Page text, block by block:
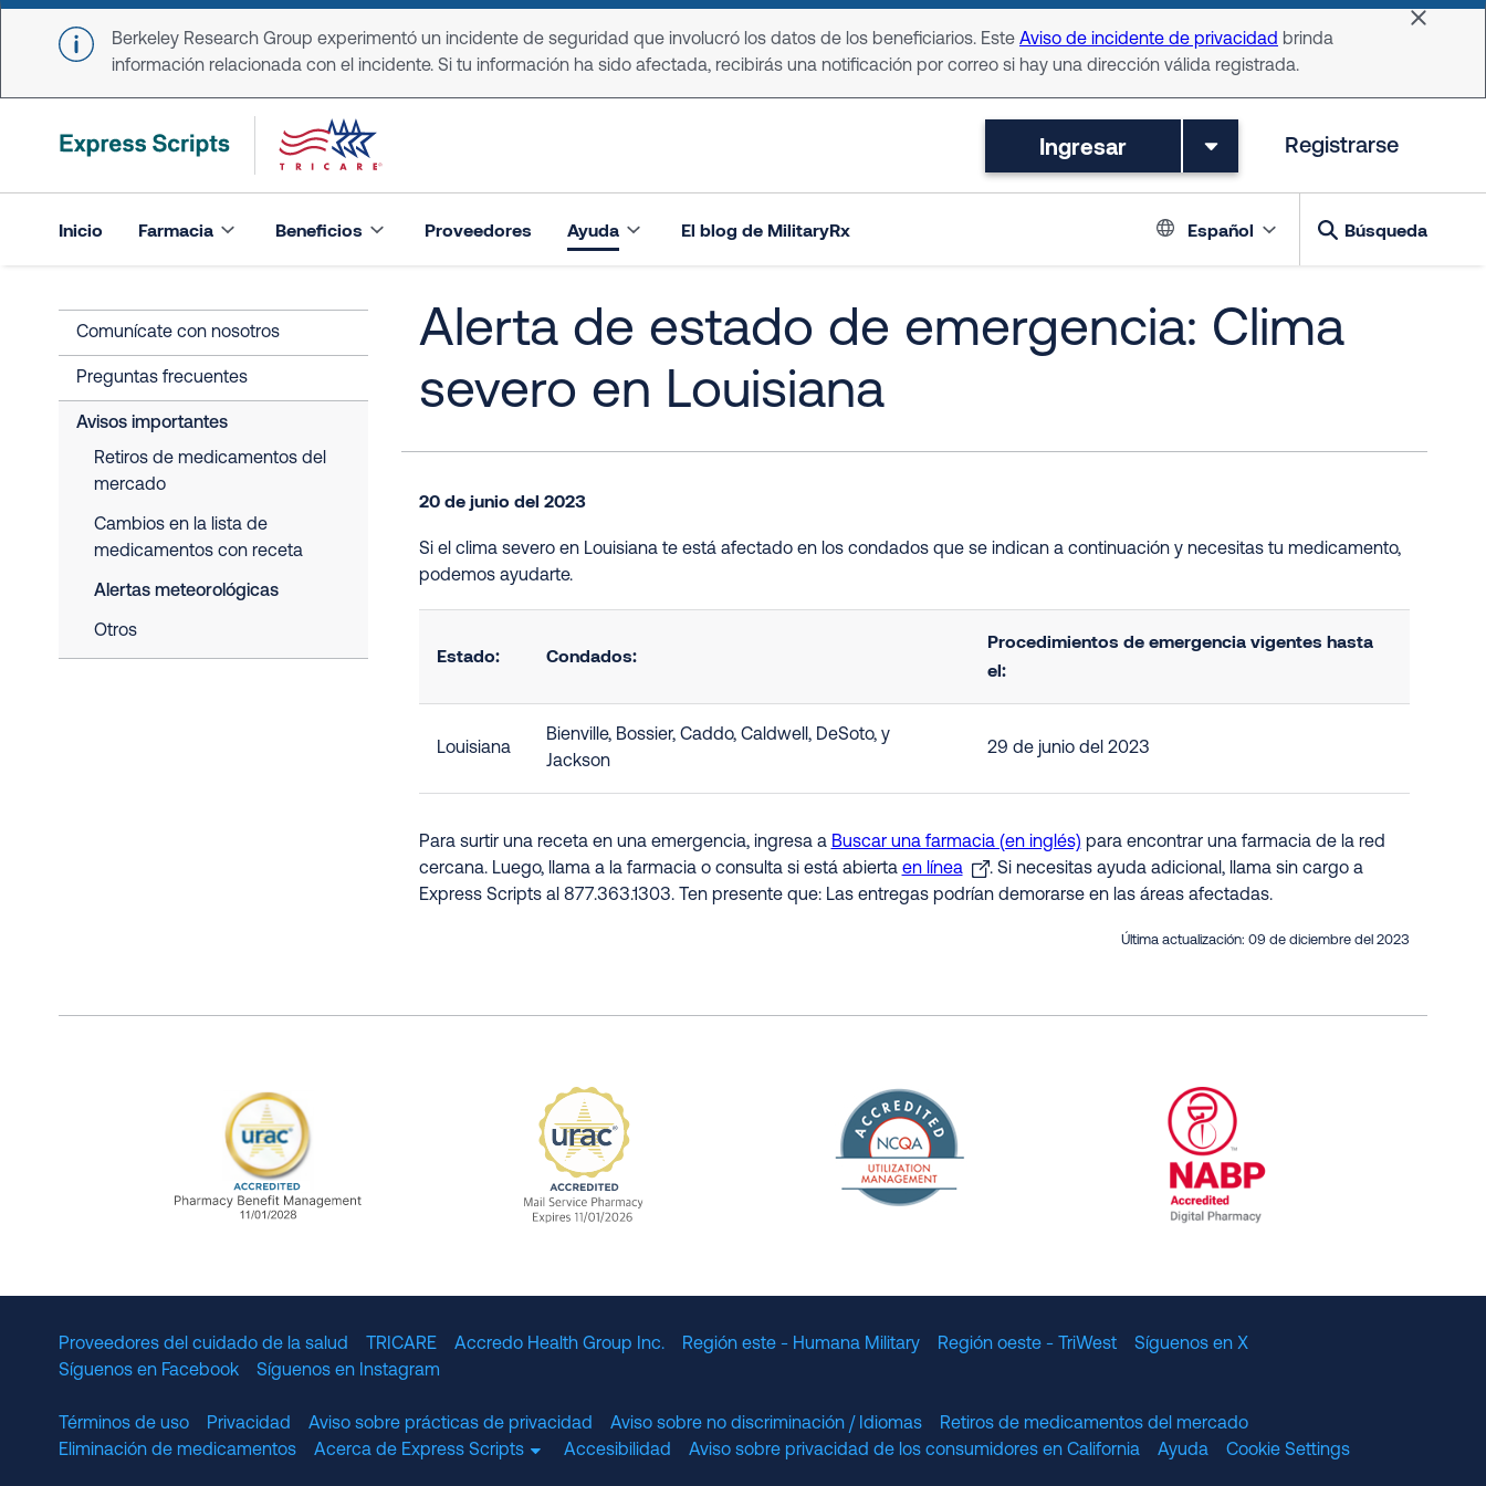
Skip to main content
Berkeley Research Group experimentó un incidente de seguridad que involucró los datos de los beneficiarios. Este Aviso de incidente de privacidad brinda
información relacionada con el incidente. Si tu información ha sido afectada, recibirás una notificación por correo si hay una dirección válida registrada.
Dismiss
Ingresar Registrarse
Inicio Farmacia Beneficios Proveedores Ayuda El blog de MilitaryRx Language
Español Búsqueda
Comunícate con nosotros
Preguntas frecuentes
Avisos importantes
Retiros de medicamentos del
mercado
Cambios en la lista de
medicamentos con receta
Alertas meteorológicas
Otros
Alerta de estado de emergencia: Clima
severo en Louisiana
20 de junio del 2023
Si el clima severo en Louisiana te está afectado en los condados que se indican a continuación y necesitas tu medicamento,
podemos ayudarte.
Estado: Condados:
Procedimientos de emergencia vigentes hasta
el:
Louisiana
Bienville, Bossier, Caddo, Caldwell, DeSoto, y
Jackson
29 de junio del 2023
Para surtir una receta en una emergencia, ingresa a Buscar una farmacia (en inglés) para encontrar una farmacia de la red
cercana. Luego, llama a la farmacia o consulta si está abierta en línea
. Si necesitas ayuda adicional, llama sin cargo a
Express Scripts al 877.363.1303. Ten presente que: Las entregas podrían demorarse en las áreas afectadas.
Última actualización: 09 de diciembre del 2023
Proveedores del cuidado de la salud TRICARE Accredo Health Group Inc. Región este - Humana Military Región oeste - TriWest
Síguenos en X
Síguenos en Facebook
Síguenos en Instagram
Términos de uso Privacidad Aviso sobre prácticas de privacidad Aviso sobre no discriminación / Idiomas
Retiros de medicamentos del mercado
Eliminación de medicamentos
Acerca de Express Scripts Accesibilidad Aviso sobre privacidad de los consumidores en California Ayuda Cookie Settings